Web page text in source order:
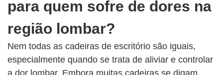
para quem sofre de dores na
região lombar?
Nem todas as cadeiras de escritório são iguais,
especialmente quando se trata de aliviar e controlar